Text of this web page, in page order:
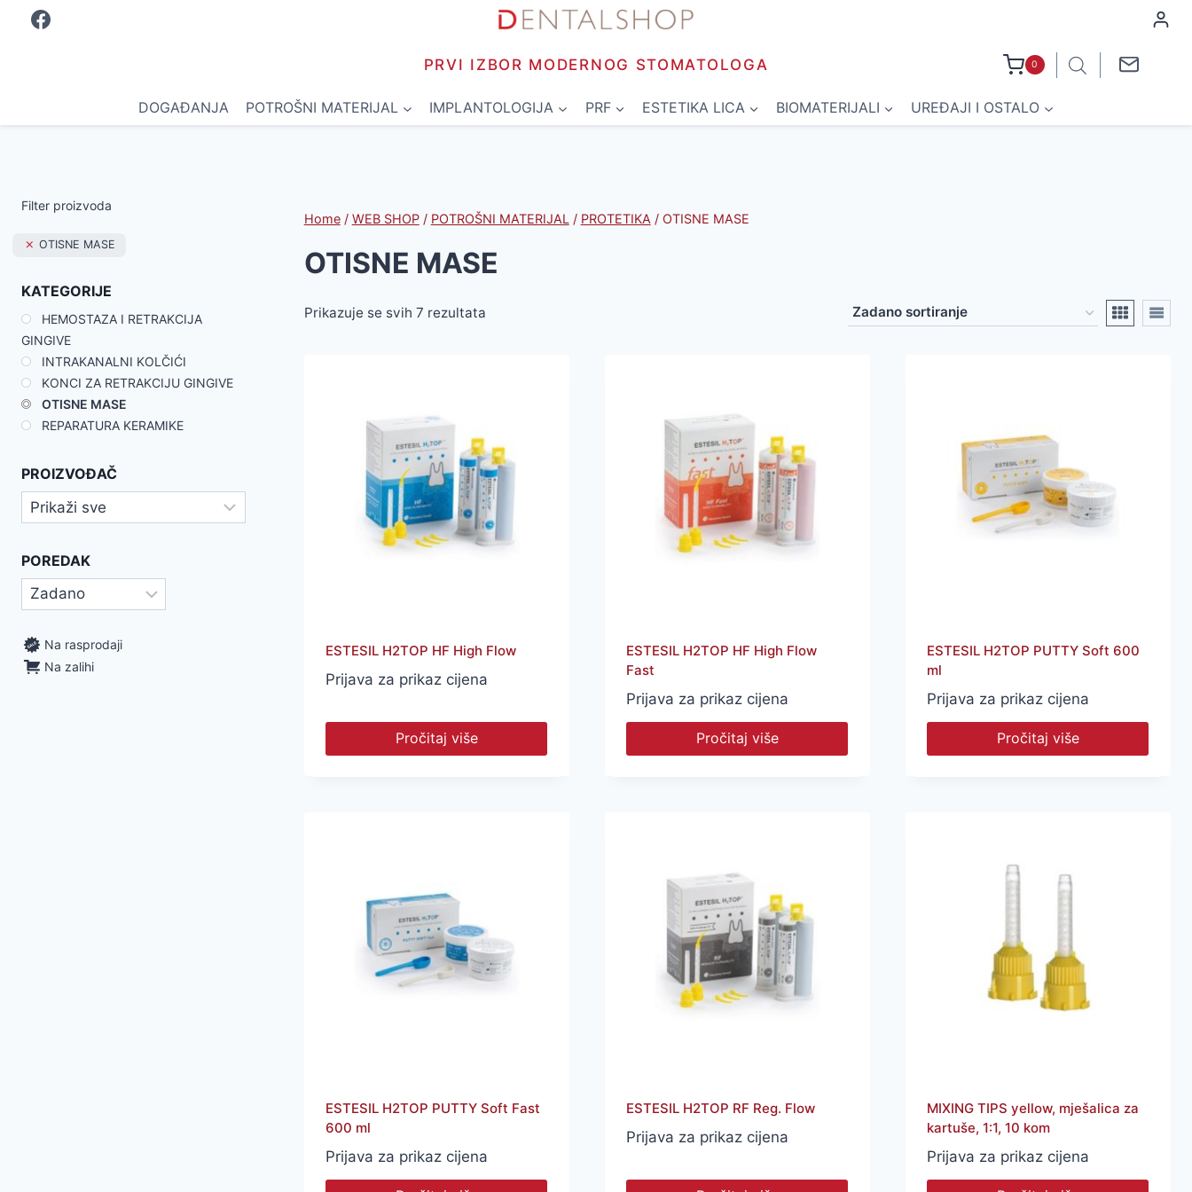
PRVI IZBOR MODERNOG STOMATOLOGA 0
DOGAĐANJA POTROŠNI MATERIJAL IMPLANTOLOGIJA PRF ESTETIKA LICA BIOMATERIJALI UREĐAJI I OSTALO
Home / WEB SHOP / POTROŠNI MATERIJAL / PROTETIKA / OTISNE MASE
OTISNE MASE
Prikazuje se svih 7 rezultata
ESTESIL H2TOP HF High Flow
Prijava za prikaz cijena
Pročitaj više
ESTESIL H2TOP HF High Flow
Fast
Prijava za prikaz cijena
Pročitaj više
ESTESIL H2TOP PUTTY Soft 600
ml
Prijava za prikaz cijena
Pročitaj više
ESTESIL H2TOP PUTTY Soft Fast
600 ml
Prijava za prikaz cijena
ESTESIL H2TOP RF Reg. Flow
Prijava za prikaz cijena
MIXING TIPS yellow, mješalica za
kartuše, 1:1, 10 kom
Prijava za prikaz cijena
Filter proizvoda
OTISNE MASE
KATEGORIJE
HEMOSTAZA I RETRAKCIJA
GINGIVE
INTRAKANALNI KOLČIĆI
KONCI ZA RETRAKCIJU GINGIVE
OTISNE MASE
REPARATURA KERAMIKE
PROIZVOĐAČ
POREDAK
Na rasprodaji
Na zalihi